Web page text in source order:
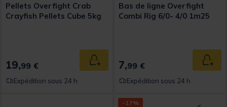
Pellets Overfight Crab
Crayfish Pellets Cube 5kg
19,99 € Ajouter au panier
Expédition sous 24 h
Bas de ligne Overfight
Combi Rig 6/0- 4/0 1m25
7,99 €
Expédition sous 24 h
-17%